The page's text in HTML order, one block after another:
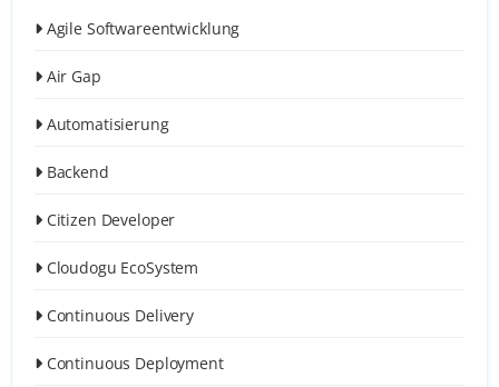
Agile Softwareentwicklung
Air Gap
Automatisierung
Backend
Citizen Developer
Cloudogu EcoSystem
Continuous Delivery
Continuous Deployment